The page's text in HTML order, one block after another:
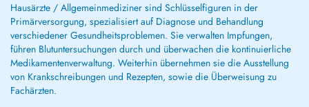
Hausärzte / Allgemeinmediziner sind Schlüsselfiguren in der
Primärversorgung, spezialisiert auf Diagnose und Behandlung
verschiedener Gesundheitsproblemen. Sie verwalten Impfungen,
führen Blutuntersuchungen durch und überwachen die kontinuierliche
Medikamentenverwaltung. Weiterhin übernehmen sie die Ausstellung
von Krankschreibungen und Rezepten, sowie die Überweisung zu
Fachärzten.